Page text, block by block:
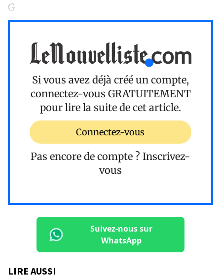
G
Si vous avez déjà créé un compte,
connectez-vous GRATUITEMENT
pour lire la suite de cet article.
Connectez-vous
Pas encore de compte ? Inscrivez-
vous
Suivez-nous sur
WhatsApp
LIRE AUSSI